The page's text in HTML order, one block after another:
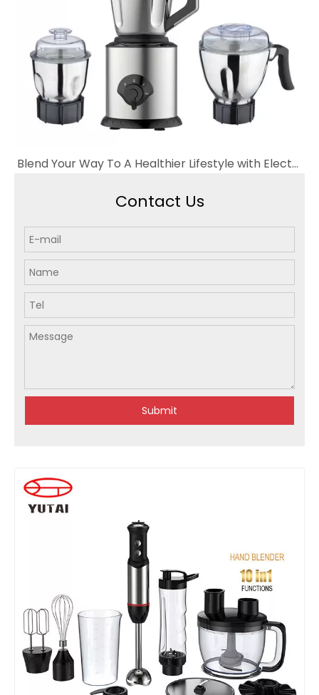
Blend Your Way To A Healthier Lifestyle with Electric Table Blenders
Contact Us
Submit